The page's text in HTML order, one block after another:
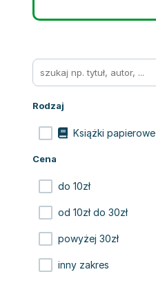
Rodzaj
Książki papierowe
Cena
do 10zł
od 10zł do 30zł
powyżej 30zł
inny zakres